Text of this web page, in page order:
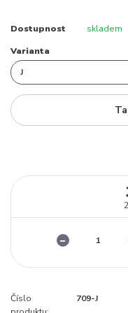
Dostupnost skladem
Varianta
Číslo
709-J